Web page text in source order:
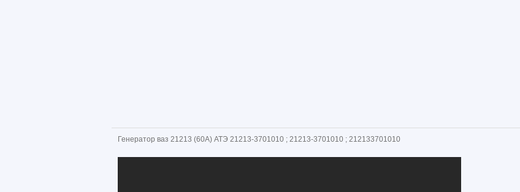
Генератор ваз 21213 (60А) АТЭ 21213-3701010 ; 21213-3701010 ; 212133701010